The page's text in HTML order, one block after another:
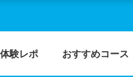
体験レポ おすすめコース